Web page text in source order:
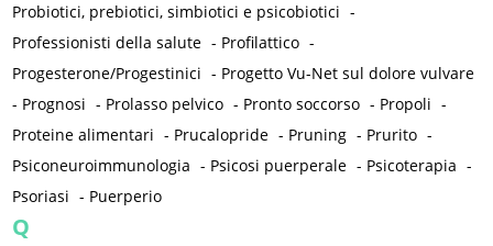
Probiotici, prebiotici, simbiotici e psicobiotici -
Professionisti della salute - Profilattico -
Progesterone/Progestinici - Progetto Vu-Net sul dolore vulvare
- Prognosi - Prolasso pelvico - Pronto soccorso - Propoli -
Proteine alimentari - Prucalopride - Pruning - Prurito -
Psiconeuroimmunologia - Psicosi puerperale - Psicoterapia -
Psoriasi - Puerperio
Q